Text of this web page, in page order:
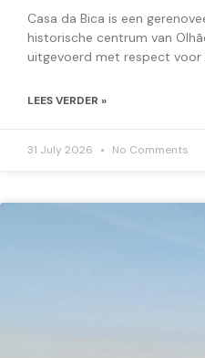
Casa da Bica is een
historische centrum van
uitgevoerd met respect voor
LEES VERDER »
31 July 2026 No Comments